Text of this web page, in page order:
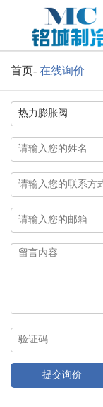
首页- 在线询价